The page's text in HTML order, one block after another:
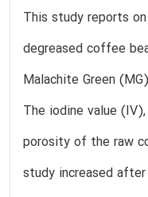
This study reports
degreased coffee
Malachite Green
The iodine value
porosity of the raw
study increased